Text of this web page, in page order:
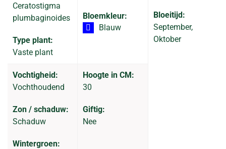
Ceratostigma
plumbaginoides
Type plant:
Vaste plant
Bloemkleur:
Blauw
Bloeitijd:
September,
Oktober
Vochtigheid:
Vochthoudend
Zon / schaduw:
Schaduw
Wintergroen:
Hoogte in CM:
30
Giftig:
Nee